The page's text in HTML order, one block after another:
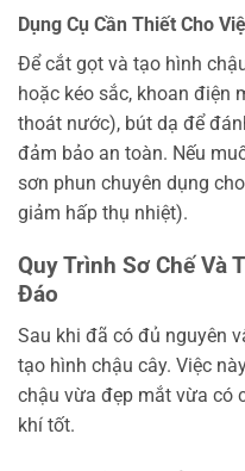
Dụng Cụ Cần Thiết Cho
Để cắt gọt và tạo hình
hoặc kéo sắc, khoan điện
thoát nước), bút dạ để
đảm bảo an toàn. Nếu
sơn phun chuyên dụng
giảm hấp thụ nhiệt).
Quy Trình Sơ Chế Và
Đáo
Sau khi đã có đủ nguyên
tạo hình chậu cây. Việc
chậu vừa đẹp mắt vừa có
khí tốt.